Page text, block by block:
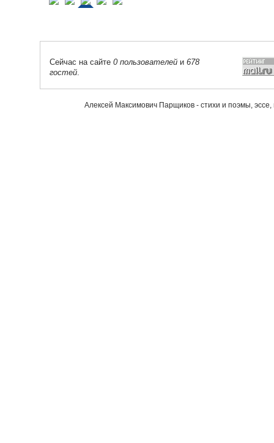
Сейчас на сайте 0 пользователей и 678
гостей
Алексей Максимович Парщиков - стихи и поэмы,